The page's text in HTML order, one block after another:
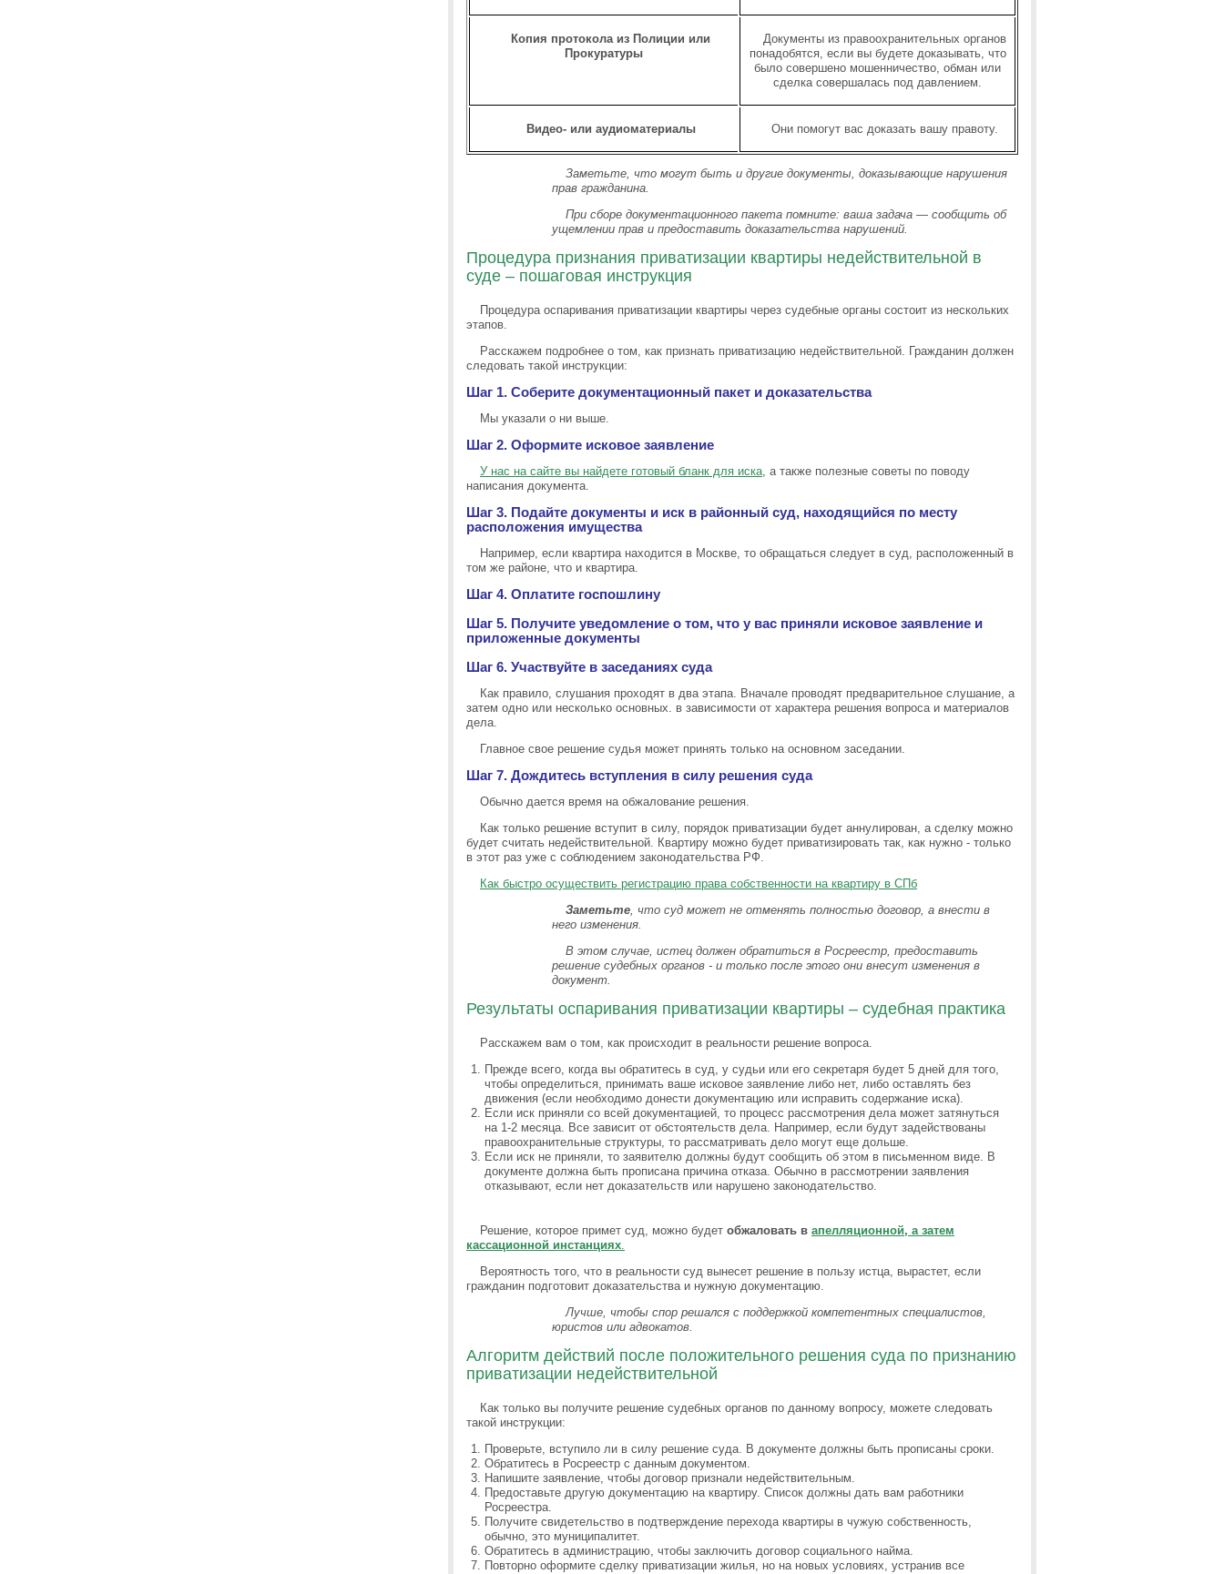
Копия протокола из Полиции или
Прокуратуры
Документы из правоохранительных органов
понадобятся, если вы будете доказывать, что
было совершено мошенничество, обман или
сделка совершалась под давлением.
Видео- или аудиоматериалы Они помогут вас доказать вашу правоту.
Заметьте, что могут быть и другие документы, доказывающие нарушения
прав гражданина.
При сборе документационного пакета помните: ваша задача — сообщить об
ущемлении прав и предоставить доказательства нарушений.
Процедура признания приватизации квартиры недействительной в
суде – пошаговая инструкция
Процедура оспаривания приватизации квартиры через судебные органы состоит из нескольких
этапов.
Расскажем подробнее о том, как признать приватизацию недействительной. Гражданин должен
следовать такой инструкции:
Шаг 1. Соберите документационный пакет и доказательства
Мы указали о ни выше.
Шаг 2. Оформите исковое заявление
У нас на сайте вы найдете готовый бланк для иска, а также полезные советы по поводу
написания документа.
Шаг 3. Подайте документы и иск в районный суд, находящийся по месту
расположения имущества
Например, если квартира находится в Москве, то обращаться следует в суд, расположенный в
том же районе, что и квартира.
Шаг 4. Оплатите госпошлину
Шаг 5. Получите уведомление о том, что у вас приняли исковое заявление и
приложенные документы
Шаг 6. Участвуйте в заседаниях суда
Как правило, слушания проходят в два этапа. Вначале проводят предварительное слушание, а
затем одно или несколько основных. в зависимости от характера решения вопроса и материалов
дела.
Главное свое решение судья может принять только на основном заседании.
Шаг 7. Дождитесь вступления в силу решения суда
Обычно дается время на обжалование решения.
Как только решение вступит в силу, порядок приватизации будет аннулирован, а сделку можно
будет считать недействительной. Квартиру можно будет приватизировать так, как нужно - только
в этот раз уже с соблюдением законодательства РФ.
Как быстро осуществить регистрацию права собственности на квартиру в СПб
Заметьте, что суд может не отменять полностью договор, а внести в
него изменения.
В этом случае, истец должен обратиться в Росреестр, предоставить
решение судебных органов - и только после этого они внесут изменения в
документ.
Результаты оспаривания приватизации квартиры – судебная практика
Расскажем вам о том, как происходит в реальности решение вопроса.
Прежде всего, когда вы обратитесь в суд, у судьи или его секретаря будет 5 дней для того,
чтобы определиться, принимать ваше исковое заявление либо нет, либо оставлять без
движения (если необходимо донести документацию или исправить содержание иска).
Если иск приняли со всей документацией, то процесс рассмотрения дела может затянуться
на 1-2 месяца. Все зависит от обстоятельств дела. Например, если будут задействованы
правоохранительные структуры, то рассматривать дело могут еще дольше.
Если иск не приняли, то заявителю должны будут сообщить об этом в письменном виде. В
документе должна быть прописана причина отказа. Обычно в рассмотрении заявления
отказывают, если нет доказательств или нарушено законодательство.
Решение, которое примет суд, можно будет обжаловать в апелляционной, а затем
кассационной инстанциях.
Вероятность того, что в реальности суд вынесет решение в пользу истца, вырастет, если
гражданин подготовит доказательства и нужную документацию.
Лучше, чтобы спор решался с поддержкой компетентных специалистов,
юристов или адвокатов.
Алгоритм действий после положительного решения суда по признанию
приватизации недействительной
Как только вы получите решение судебных органов по данному вопросу, можете следовать
такой инструкции:
Проверьте, вступило ли в силу решение суда. В документе должны быть прописаны сроки.
Обратитесь в Росреестр с данным документом.
Напишите заявление, чтобы договор признали недействительным.
Предоставьте другую документацию на квартиру. Список должны дать вам работники
Росреестра.
Получите свидетельство в подтверждение перехода квартиры в чужую собственность,
обычно, это муниципалитет.
Обратитесь в администрацию, чтобы заключить договор социального найма.
Повторно оформите сделку приватизации жилья, но на новых условиях, устранив все